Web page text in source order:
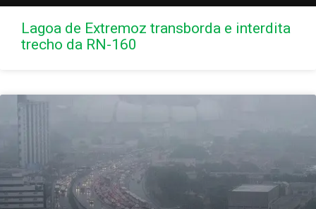
Lagoa de Extremoz transborda e interdita
trecho da RN-160